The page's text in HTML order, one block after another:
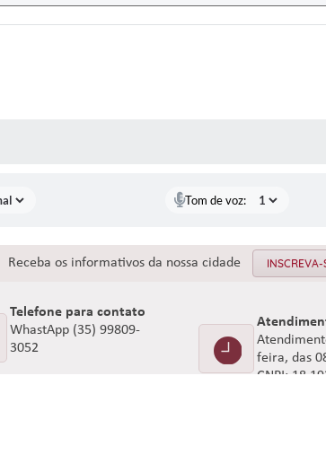
Tom de voz:
Receba os informativos da nossa cidade INSCREVA-
Telefone para contato
WhastApp (35) 99809-
3052
feira, das
CNPJ: